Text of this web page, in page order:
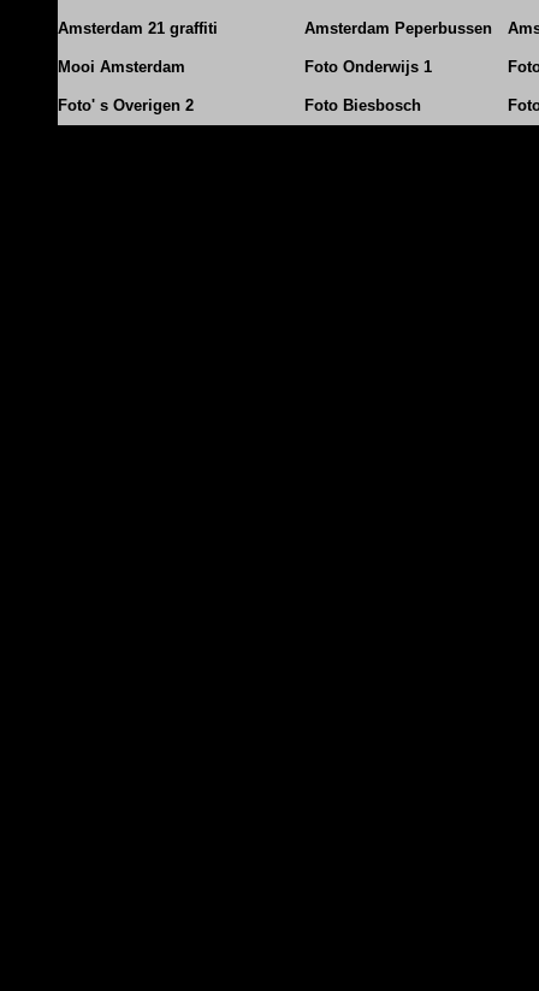
Amsterdam 21 graffiti Amsterdam Peperbussen
Mooi Amsterdam Foto Onderwijs 1
Foto' s Overigen 2 Foto Biesbosch